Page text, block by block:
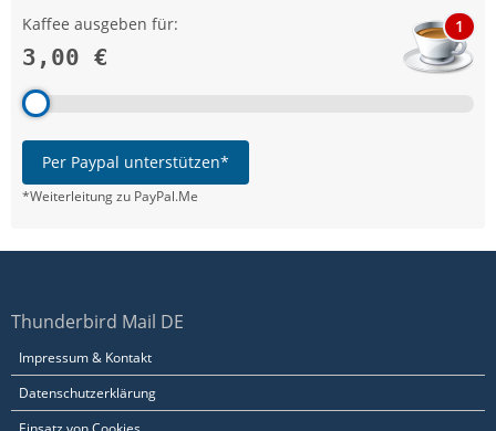
Kaffee ausgeben für:
3,00 €
1
Per Paypal unterstützen*
*Weiterleitung zu PayPal.Me
Thunderbird Mail DE
Impressum & Kontakt
Datenschutzerklärung